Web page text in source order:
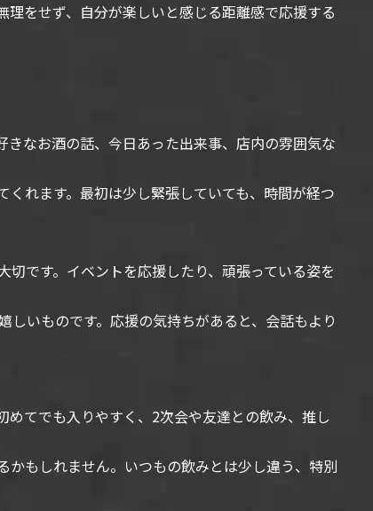
をせず、自分が楽しいと感じる距離感で応援する
なお酒の話、今日あった出来事、店内の雰囲気な
れます。最初は少し緊張していても、時間が経つ
です。イベントを応援したり、頑張っている姿を
いものです。応援の気持ちがあると、会話もより
てでも入りやすく、2次会や友達との飲み、推し
もしれません。いつもの飲みとは少し違う、特別